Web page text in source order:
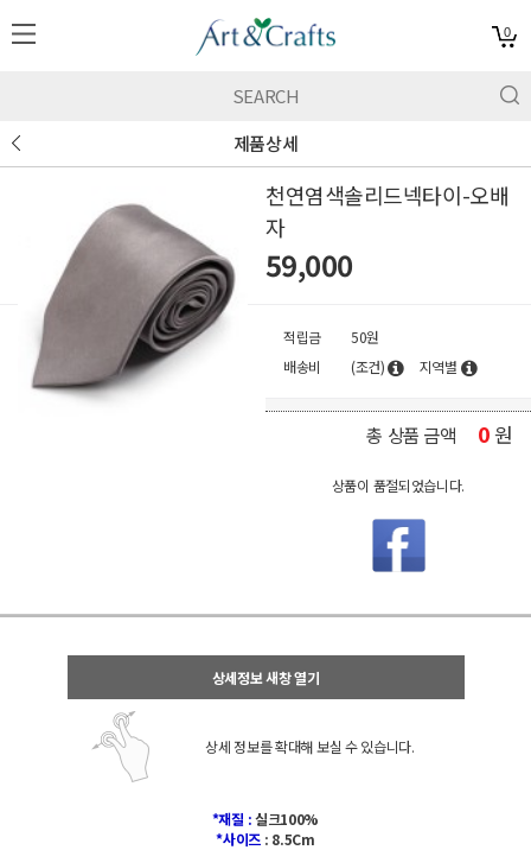
0
제품상세
천연염색솔리드넥타이-오배
자
59,000
적립금
50원
배송비
(조건) 지역별
총 상품 금액 0원
상품이 품절되었습니다.
상세정보 새창 열기
상세 정보를 확대해 보실 수 있습니다.
*재질 :실크100%
*사이즈 : 8.5Cm